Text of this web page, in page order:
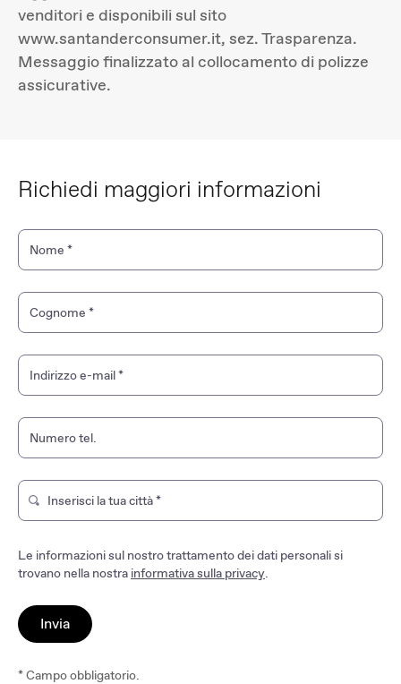
venditori e disponibili sul sito
www.santanderconsumer.it, sez. Trasparenza.
Messaggio finalizzato al collocamento di polizze
assicurative.
Richiedi maggiori informazioni
Nome *
Cognome *
Indirizzo e-mail*
Numero tel.
Digita per cercare un negozio del marchio. Usa i tasti
Inserisci la tua città*
Le informazioni sul nostro trattamento dei dati personali si
trovano nella nostra informativa sulla privacy.
Invia
* Campo obbligatorio.